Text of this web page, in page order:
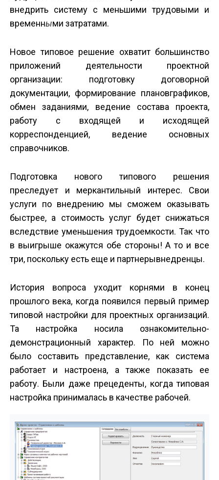
внедрить систему с меньшими трудовыми и
временными затратами.
Новое типовое решение охватит большинство
приложений деятельности проектной
организации: подготовку договорной
документации, формирование планов­графиков,
обмен заданиями, ведение состава проекта,
работу с входящей и исходящей
корреспонденцией, ведение основных
справочников.
Подготовка нового типового решения
преследует и меркантильный интерес. Свои
услуги по внедрению мы сможем оказывать
быстрее, а стоимость услуг будет снижаться
вследствие уменьшения трудоемкости. Так что
в выигрыше окажутся обе стороны! А то и все
три, поскольку есть еще и партнеры­внедренцы.
История вопроса уходит корнями в конец
прошлого века, когда появился первый пример
типовой настройки для проектных организаций.
Та настройка носила ознакомительно­
демонстрационный характер. По ней можно
было составить представление, как система
работает и настроена, а также показать ее
работу. Были даже прецеденты, когда типовая
настройка принималась в качестве рабочей.